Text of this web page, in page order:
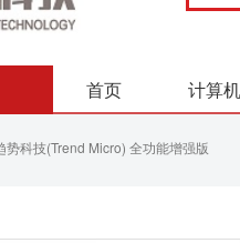
首页 计算
势科技(Trend Micro) 全功能增强版